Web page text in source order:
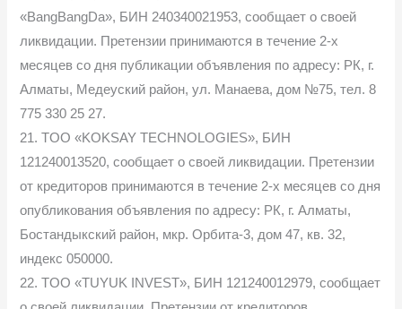
«BangBangDa», БИН 240340021953, сообщает о своей
ликвидации. Претензии принимаются в течение 2-х
месяцев со дня публикации объявления по адресу: РК, г.
Алматы, Медеуский район, ул. Манаева, дом №75, тел. 8
775 330 25 27.
21. TOO «KOKSAY TECHNOLOGIES», БИН
121240013520, сообщает о своей ликвидации. Претензии
от кредиторов принимаются в течение 2-х месяцев со дня
опубликования объявления по адресу: РК, г. Алматы,
Бостандыкский район, мкр. Орбита-3, дом 47, кв. 32,
индекс 050000.
22. TOO «TUYUK INVEST», БИН 121240012979, сообщает